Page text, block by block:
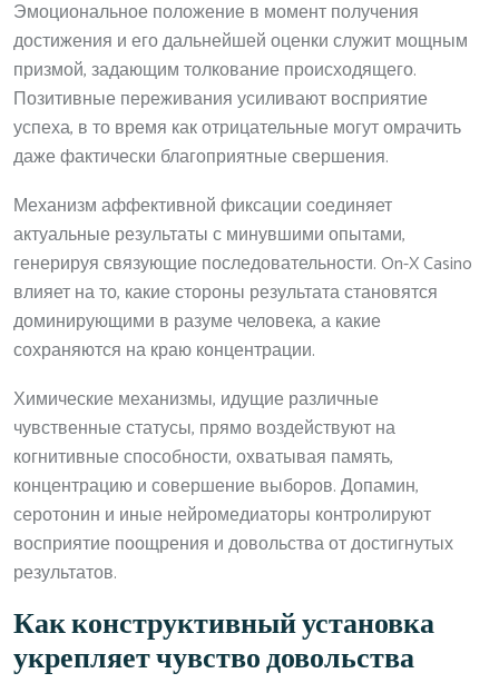
Эмоциональное положение в момент получения
достижения и его дальнейшей оценки служит мощным
призмой, задающим толкование происходящего.
Позитивные переживания усиливают восприятие
успеха, в то время как отрицательные могут омрачить
даже фактически благоприятные свершения.
Механизм аффективной фиксации соединяет
актуальные результаты с минувшими опытами,
генерируя связующие последовательности. On-X Casino
влияет на то, какие стороны результата становятся
доминирующими в разуме человека, а какие
сохраняются на краю концентрации.
Химические механизмы, идущие различные
чувственные статусы, прямо воздействуют на
когнитивные способности, охватывая память,
концентрацию и совершение выборов. Допамин,
серотонин и иные нейромедиаторы контролируют
восприятие поощрения и довольства от достигнутых
результатов.
Как конструктивный установка
укрепляет чувство довольства